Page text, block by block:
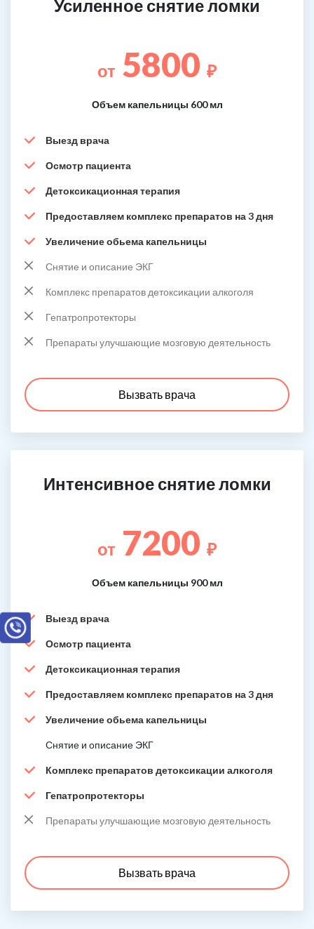
Усиленное снятие ломки
от 5800 ₽
Объем капельницы 600 мл
Выезд врача
Осмотр пациента
Детоксикационная терапия
Предоставляем комплекс препаратов на 3 дня
Увеличение обьема капельницы
Снятие и описание ЭКГ
Комплекс препаратов детоксикации алкоголя
Гепатропротекторы
Препараты улучшающие мозговую деятельность
Вызвать врача
Интенсивное снятие ломки
от 7200 ₽
Объем капельницы 900 мл
Выезд врача
Осмотр пациента
Детоксикационная терапия
Предоставляем комплекс препаратов на 3 дня
Увеличение обьема капельницы
Снятие и описание ЭКГ
Комплекс препаратов детоксикации алкоголя
Гепатропротекторы
Препараты улучшающие мозговую деятельность
Вызвать врача